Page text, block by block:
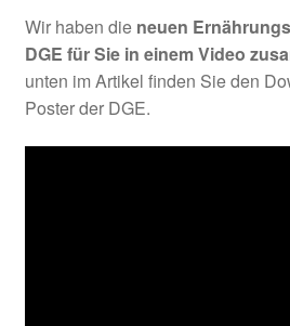
Wir haben die neuen
DGE für Sie in einem Video
unten im Artikel finden Sie den
Poster der DGE.